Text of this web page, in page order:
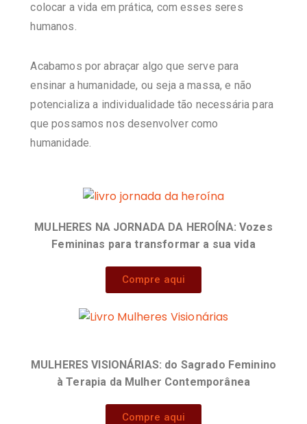
colocar a vida em prática, com esses seres
humanos.
Acabamos por abraçar algo que serve para
ensinar a humanidade, ou seja a massa, e não
potencializa a individualidade tão necessária para
que possamos nos desenvolver como
humanidade.
MULHERES NA JORNADA DA HEROÍNA: Vozes
Femininas para transformar a sua vida
Compre aqui
MULHERES VISIONÁRIAS: do Sagrado Feminino
à Terapia da Mulher Contemporânea
Compre aqui